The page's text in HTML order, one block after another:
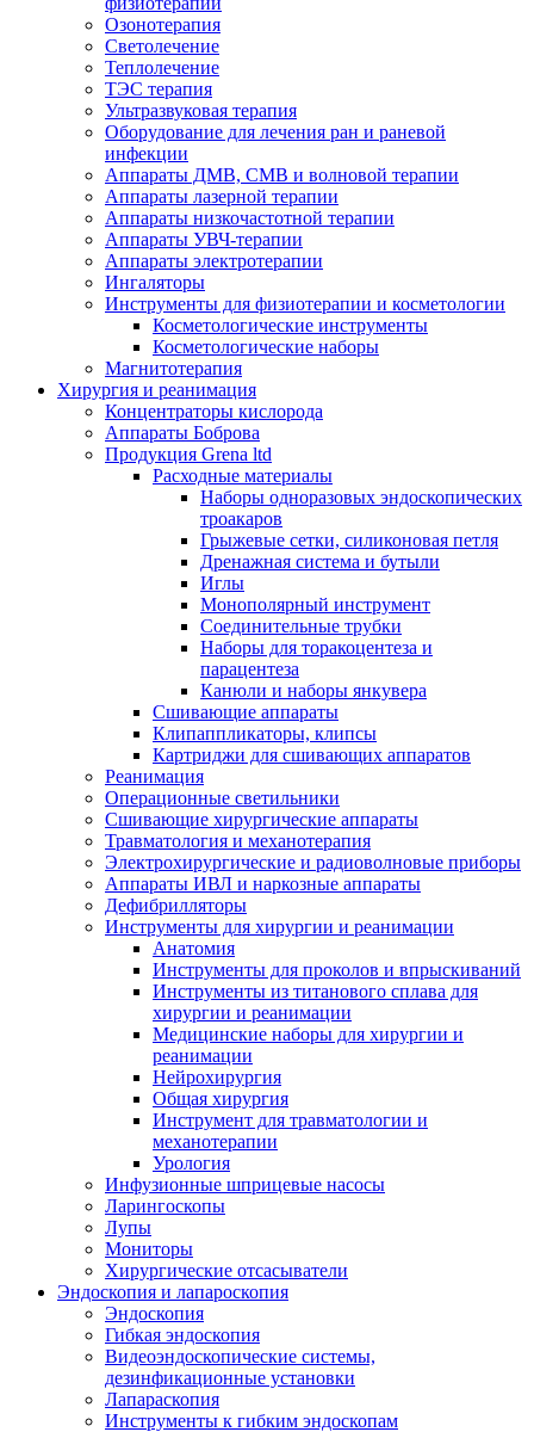
Озонотерапия
Светолечение
Теплолечение
ТЭС терапия
Ультразвуковая терапия
Оборудование для лечения ран и раневой
инфекции
Аппараты ДМВ, СМВ и волновой терапии
Аппараты лазерной терапии
Аппараты низкочастотной терапии
Аппараты УВЧ-терапии
Аппараты электротерапии
Ингаляторы
Инструменты для физиотерапии и косметологии
Косметологические инструменты
Косметологические наборы
Магнитотерапия
Хирургия и реанимация
Концентраторы кислорода
Аппараты Боброва
Продукция Grena ltd
Расходные материалы
Наборы одноразовых эндоскопических
троакаров
Грыжевые сетки, силиконовая петля
Дренажная система и бутыли
Иглы
Монополярный инструмент
Соединительные трубки
Наборы для торакоцентеза и
парацентеза
Канюли и наборы янкувера
Сшивающие аппараты
Клипаппликаторы, клипсы
Картриджи для сшивающих аппаратов
Реанимация
Операционные светильники
Сшивающие хирургические аппараты
Травматология и механотерапия
Электрохирургические и радиоволновые приборы
Аппараты ИВЛ и наркозные аппараты
Дефибрилляторы
Инструменты для хирургии и реанимации
Анатомия
Инструменты для проколов и впрыскиваний
Инструменты из титанового сплава для
хирургии и реанимации
Медицинские наборы для хирургии и
реанимации
Нейрохирургия
Общая хирургия
Инструмент для травматологии и
механотерапии
Урология
Инфузионные шприцевые насосы
Ларингоскопы
Лупы
Мониторы
Хирургические отсасыватели
Эндоскопия и лапароскопия
Эндоскопия
Гибкая эндоскопия
Видеоэндоскопические системы,
дезинфикационные установки
Лапараскопия
Инструменты к гибким эндоскопам